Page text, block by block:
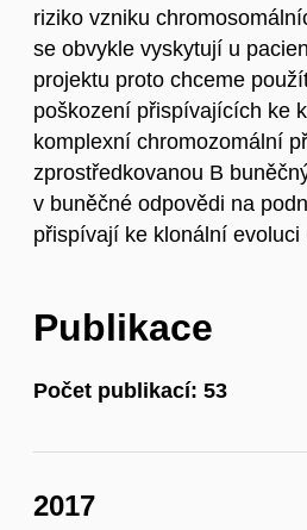
riziko vzniku
se obvykle vyskytují u
projektu proto chceme
poškození přispívajících ke
komplexní chromozomální
zprostředkovanou B
v buněčné odpovědi na
přispívají ke klonální evoluci
Publikace
Počet publikací: 53
2017